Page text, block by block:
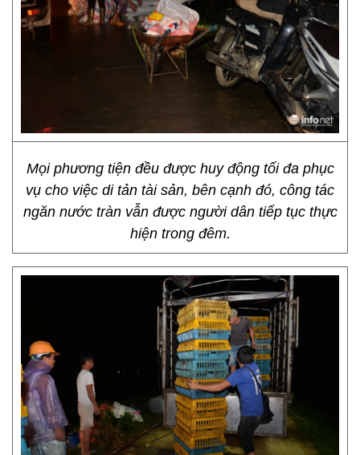
Mọi phương tiện đều được huy động tối đa phục
vụ cho việc di tản tài sản, bên cạnh đó, công tác
ngăn nước tràn vẫn được người dân tiếp tục thực
hiện trong đêm.